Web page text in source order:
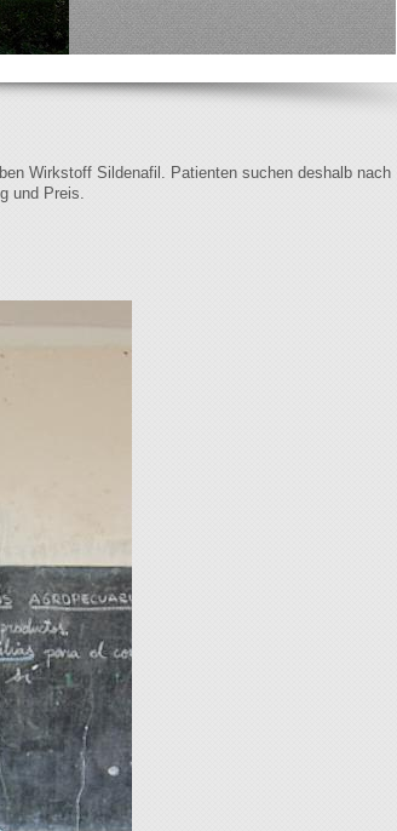
Wirkstoff Sildenafil. Patienten suchen deshalb nach
und Preis.